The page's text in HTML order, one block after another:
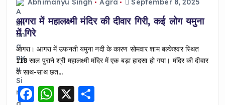
Abhimanyu Singh Agra September 8, 2025
आगरा में महालक्ष्मी मंदिर की दीवार गिरी, कई लोग यमुना
में गिरे
आगरा। आगरा में उफनती यमुना नदी के कारण सोमवार शाम बल्केश्वर स्थित
118 साल पुराने श्री महालक्ष्मी मंदिर में एक बड़ा हादसा हो गया। मंदिर की दीवार
के साथ-साथ छत…
F WX S